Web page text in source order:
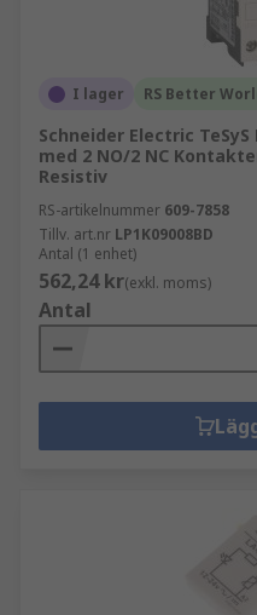
I lager RS Better
Schneider Electric
med 2 NO/2 NC
Resistiv
RS-artikelnummer 609-7858
Tillv. art.nr LP1K09008BD
Antal (1 enhet)
562,24 kr(exkl. moms)
Antal